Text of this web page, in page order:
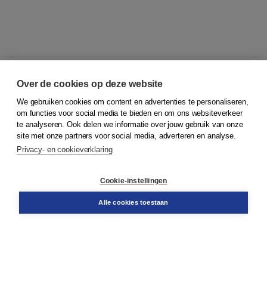
© 2026Koninklijke Boom uitgevers
Klantenservice
Service & informatie
Contact
Over de cookies op deze website
We gebruiken cookies om content en advertenties te personaliseren,
om functies voor social media te bieden en om ons websiteverkeer
te analyseren. Ook delen we informatie over jouw gebruik van onze
site met onze partners voor social media, adverteren en analyse.
Privacy- en cookieverklaring
Cookie-instellingen
Alle cookies toestaan